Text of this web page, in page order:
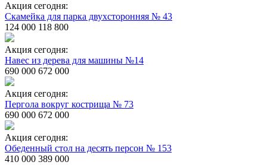
Акция сегодня:
Скамейка для парка двухсторонняя № 43
124 000 118 800
Акция сегодня:
Навес из дерева для машины №14
690 000 672 000
Акция сегодня:
Пергола вокруг кострища № 73
690 000 672 000
Акция сегодня:
Обеденный стол на десять персон № 153
410 000 389 000